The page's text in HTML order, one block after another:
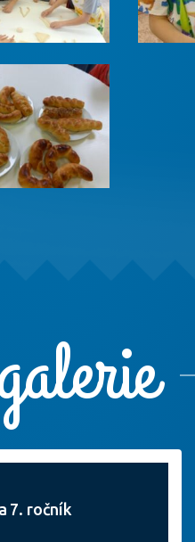
7. ročník